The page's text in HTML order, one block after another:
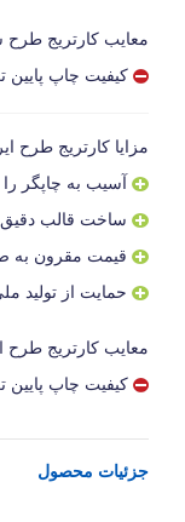
معایب کارتریج
کیفیت چاپ پایین
مزایا کارتریج طرح
آسیب به چاپگر
ساخت قالب دقیق
قیمت مقرون به
حمایت از تولید
معایب کارتریج طرح
کیفیت چاپ پایین
جزئیات محصول